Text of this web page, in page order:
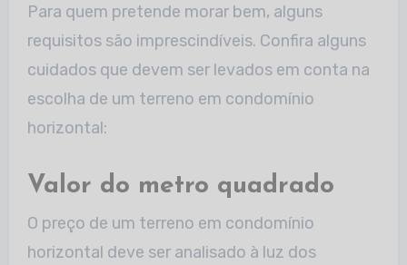
Para quem pretende morar bem, alguns
requisitos são imprescindíveis. Confira alguns
cuidados que devem ser levados em conta na
escolha de um terreno em condomínio
horizontal:
Valor do metro quadrado
O preço de um terreno em condomínio
horizontal deve ser analisado à luz dos